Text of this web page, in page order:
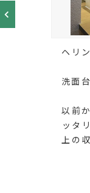
ヘリ
洗面
以前
ッタ
上の